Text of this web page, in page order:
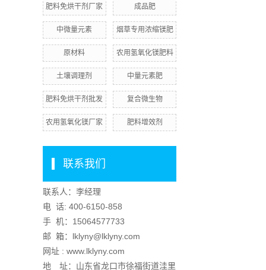
肥料免烘干剂厂家 成品肥
中微量元素 烟草专用浓缩镁肥
原材料 农用氢氧化镁肥料
土壤调理剂 中量元素肥
肥料免烘干剂批发 复合微生物
农用氢氧化镁厂家 肥料增效剂
联系我们
联系人：李经理
电 话: 400-6150-858
手 机： 15064577733
邮 箱：lklyny@lklyny.com
网址 : www.lklyny.com
地 址：山东省龙口市徐福街道洼里